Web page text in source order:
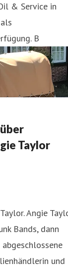
& Service in
B
Taylor
Angie
Bands, dann
und